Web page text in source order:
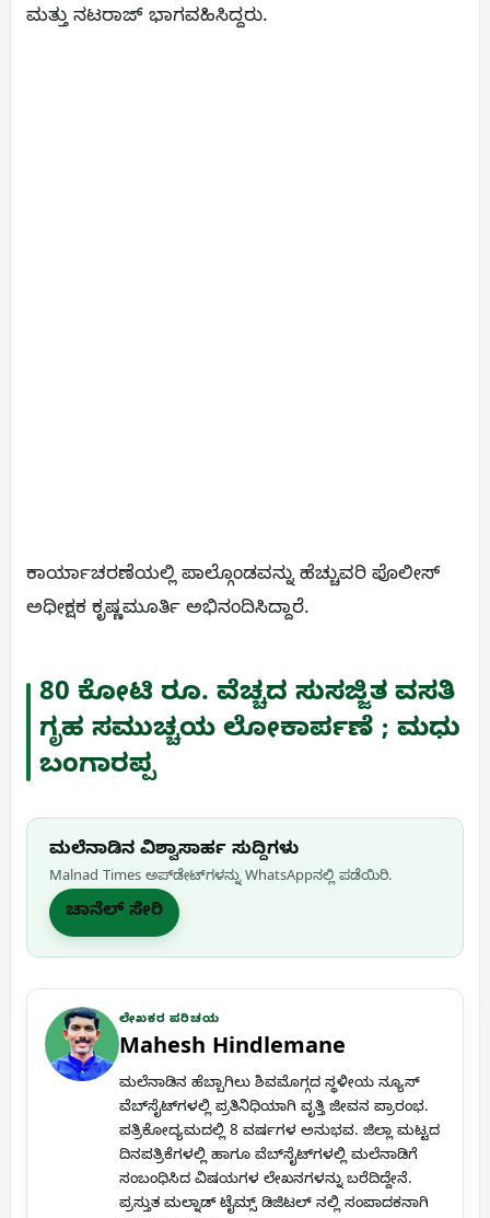
ಮತ್ತು ನಟರಾಜ್ ಭಾಗವಹಿಸಿದ್ದರು.
ಕಾರ್ಯಾಚರಣೆಯಲ್ಲಿ ಪಾಲ್ಗೊಂಡವನ್ನು ಹೆಚ್ಚುವರಿ ಪೊಲೀಸ್
ಅಧೀಕ್ಷಕ ಕೃಷ್ಣಮೂರ್ತಿ ಅಭಿನಂದಿಸಿದ್ದಾರೆ.
80 ಕೋಟಿ ರೂ. ವೆಚ್ಚದ ಸುಸಜ್ಜಿತ ವಸತಿ
ಗೃಹ ಸಮುಚ್ಚಯ ಲೋಕಾರ್ಪಣೆ ; ಮಧು
ಬಂಗಾರಪ್ಪ
ಮಲೆನಾಡಿನ ವಿಶ್ವಾಸಾರ್ಹ ಸುದ್ದಿಗಳು
Malnad Times ಅಪ್‌ಡೇಟ್‌ಗಳನ್ನು WhatsApp‌ನಲ್ಲಿ ಪಡೆಯಿರಿ.
ಚಾನೆಲ್ ಸೇರಿ
ಲೇಖಕರ ಪರಿಚಯ
Mahesh Hindlemane
ಮಲೆನಾಡಿನ ಹೆಬ್ಬಾಗಿಲು ಶಿವಮೊಗ್ಗದ ಸ್ಥಳೀಯ ನ್ಯೂಸ್
ವೆಬ್‌ಸೈಟ್‌ಗಳಲ್ಲಿ ಪ್ರತಿನಿಧಿಯಾಗಿ ವೃತ್ತಿ ಜೀವನ ಪ್ರಾರಂಭ.
ಪತ್ರಿಕೋದ್ಯಮದಲ್ಲಿ 8 ವರ್ಷಗಳ ಅನುಭವ. ಜಿಲ್ಲಾ ಮಟ್ಟದ
ದಿನಪತ್ರಿಕೆಗಳಲ್ಲಿ ಹಾಗೂ ವೆಬ್‌ಸೈಟ್‌ಗಳಲ್ಲಿ ಮಲೆನಾಡಿಗೆ
ಸಂಬಂಧಿಸಿದ ವಿಷಯಗಳ ಲೇಖನಗಳನ್ನು ಬರೆದಿದ್ದೇನೆ.
ಪ್ರಸ್ತುತ ಮಲ್ನಾಡ್ ಟೈಮ್ಸ್ ಡಿಜಿಟಲ್ ನಲ್ಲಿ ಸಂಪಾದಕನಾಗಿ